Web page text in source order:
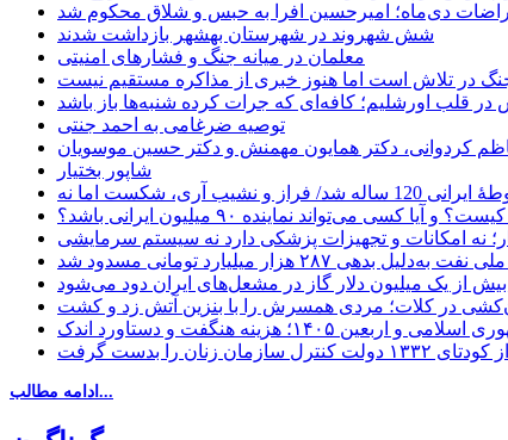
دی‌ماه؛ امیرحسین افرا به حبس و شلاق محکوم شد
شش شهروند در شهرستان بهشهر بازداشت شدند
معلمان در میانه جنگ و فشارهای امنیتی
در تلاش است اما هنوز خبری از مذاکره مستقیم نیست
قلب اورشلیم؛ کافه‌ای که جرات کرده شنبه‌ها باز باشد
توصیه ضرغامی به احمد جنتی
کردوانی، دکتر همایون مهمنش و دکتر حسین موسویان
شاپور بختیار
می‌تواند نماینده ۹۰ میلیون ایرانی باشد؟
نه امکانات و تجهیزات پزشکی دارد نه سیستم سرمایشی
۲۸۷ هزار میلیارد تومانی مسدود شد
از یک میلیون دلار گاز در مشعل‌های ایران دود می‌شود
در کلات؛ مردی همسرش را با بنزین آتش زد و کشت
و اربعین ۱۴۰۵؛ هزینه هنگفت و دستاورد اندک
ادامه مطالب...